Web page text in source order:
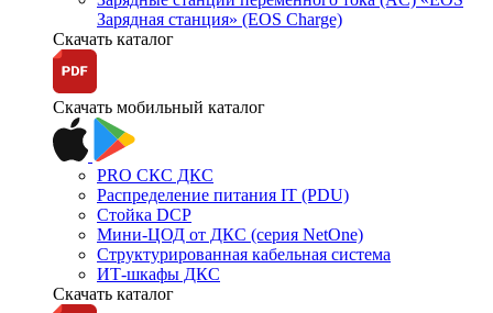
Зарядная станция» (EOS Charge)
Скачать каталог
Скачать мобильный каталог
PRO СКС ДКС
Распределение питания IT (PDU)
Стойка DCP
Мини-ЦОД от ДКС (серия NetOne)
Структурированная кабельная система
ИТ-шкафы ДКС
Скачать каталог